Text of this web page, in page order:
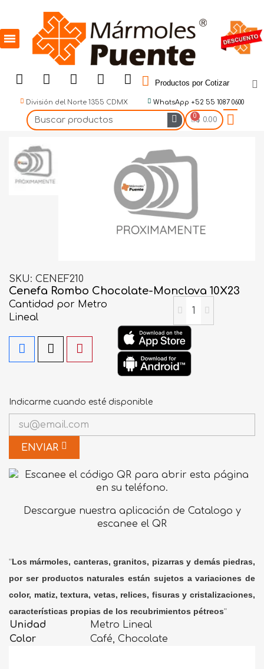
Productos por Cotizar
División del Norte 1355 CDMX WhatsApp +52 55 1087 0600
$ 0.00
SKU CENEF210
Cenefa Rombo Chocolate-Monclova 10X23
Cantidad por Metro
Lineal
Indicarme cuando esté disponible
ENVIAR
Descargue nuestra aplicación de Catalogo y
escanee el QR
"Los mármoles, canteras, granitos, pizarras y demás piedras,
por ser productos naturales están sujetos a variaciones de
color, matiz, textura, vetas, relices, fisuras y cristalizaciones,
características propias de los recubrimientos pétreos"
Unidad
Metro Lineal
Color
Café, Chocolate